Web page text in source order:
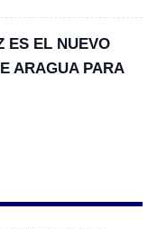
ES EL NUEVO
ARAGUA PARA